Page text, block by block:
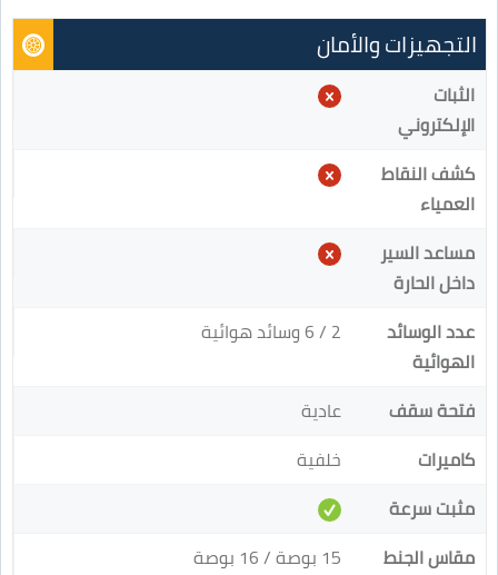
التجهيزات والأمان
الثبات
الإلكتروني
كشف النقاط
العمياء
مساعد السير
داخل الحارة
عدد الوسائد
الهوائية
2 / 6 وسائد هوائية
فتحة سقف
عادية
كاميرات
خلفية
مثبت سرعة
مقاس الجنط
15 بوصة / 16 بوصة